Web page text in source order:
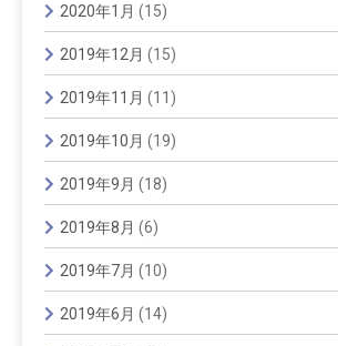
2020年1月 (15)
2019年12月 (15)
2019年11月 (11)
2019年10月 (19)
2019年9月 (18)
2019年8月 (6)
2019年7月 (10)
2019年6月 (14)